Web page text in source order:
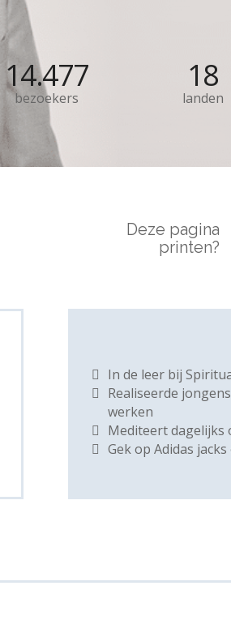
14.477
bezoekers
18
landen
Deze pagina
printen?
In de leer bij
Realiseerde
werken
Mediteert dagelijks
Gek op Adidas